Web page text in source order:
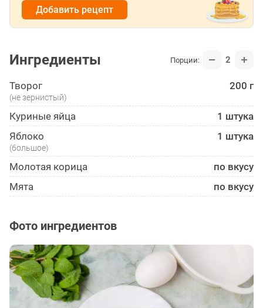
Добавить рецепт
Ингредиенты Порции: 2
Творог 200 г
(не зернистый)
Куриные яйца
1 штука
Яблоко
1 штука
(большое)
Молотая корица
по вкусу
Мята
по вкусу
Фото ингредиентов